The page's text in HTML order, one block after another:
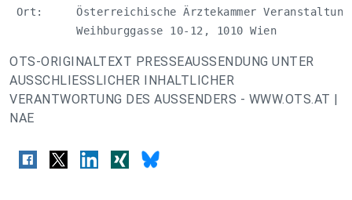
Ort:     Österreichische Ärztekammer
          Weihburggasse 10-12, 1010 Wien
OTS-ORIGINALTEXT PRESSEAUSSENDUNG UNTER
AUSSCHLIESSLICHER INHALTLICHER
VERANTWORTUNG DES AUSSENDERS - WWW.OTS.AT |
NAE